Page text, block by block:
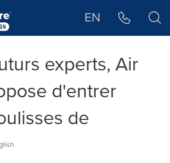
EN
experts, Air
d'entrer
de